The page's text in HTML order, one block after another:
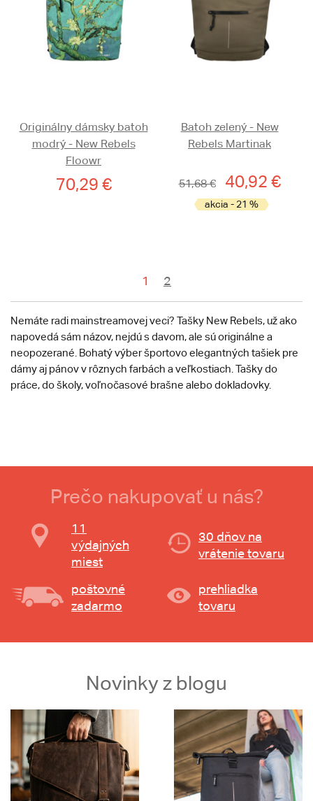
Originálny dámsky batoh
modrý - New Rebels
Floowr
70,29 €
Batoh zelený - New
Rebels Martinak
51,68 € 40,92 €
akcia - 21 %
1 2
Nemáte radi mainstreamovej veci? Tašky New Rebels, už ako
napovedá sám názov, nejdú s davom, ale sú originálne a
neopozerané. Bohatý výber športovo elegantných tašiek pre
dámy aj pánov v rôznych farbách a veľkostiach. Tašky do
práce, do školy, voľnočasové brašne alebo dokladovky.
Prečo nakupovať u nás?
11
výdajných
miest
30 dňov na
vrátenie tovaru
poštovné
zadarmo
prehliadka
tovaru
Novinky z blogu